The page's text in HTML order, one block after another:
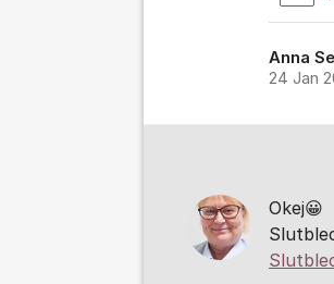
Anna
24 Jan
Okej😀